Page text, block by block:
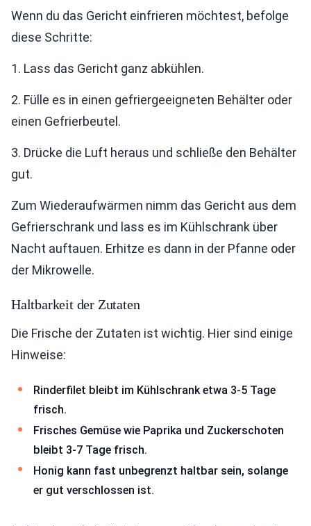
Wenn du das Gericht einfrieren möchtest, befolge
diese Schritte:
1. Lass das Gericht ganz abkühlen.
2. Fülle es in einen gefriergeeigneten Behälter oder
einen Gefrierbeutel.
3. Drücke die Luft heraus und schließe den Behälter
gut.
Zum Wiederaufwärmen nimm das Gericht aus dem
Gefrierschrank und lass es im Kühlschrank über
Nacht auftauen. Erhitze es dann in der Pfanne oder
der Mikrowelle.
Haltbarkeit der Zutaten
Die Frische der Zutaten ist wichtig. Hier sind einige
Hinweise:
Rinderfilet bleibt im Kühlschrank etwa 3-5 Tage
frisch.
Frisches Gemüse wie Paprika und Zuckerschoten
bleibt 3-7 Tage frisch.
Honig kann fast unbegrenzt haltbar sein, solange
er gut verschlossen ist.